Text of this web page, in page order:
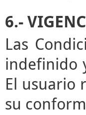
6.-
Las
indefinido
El usuario
su